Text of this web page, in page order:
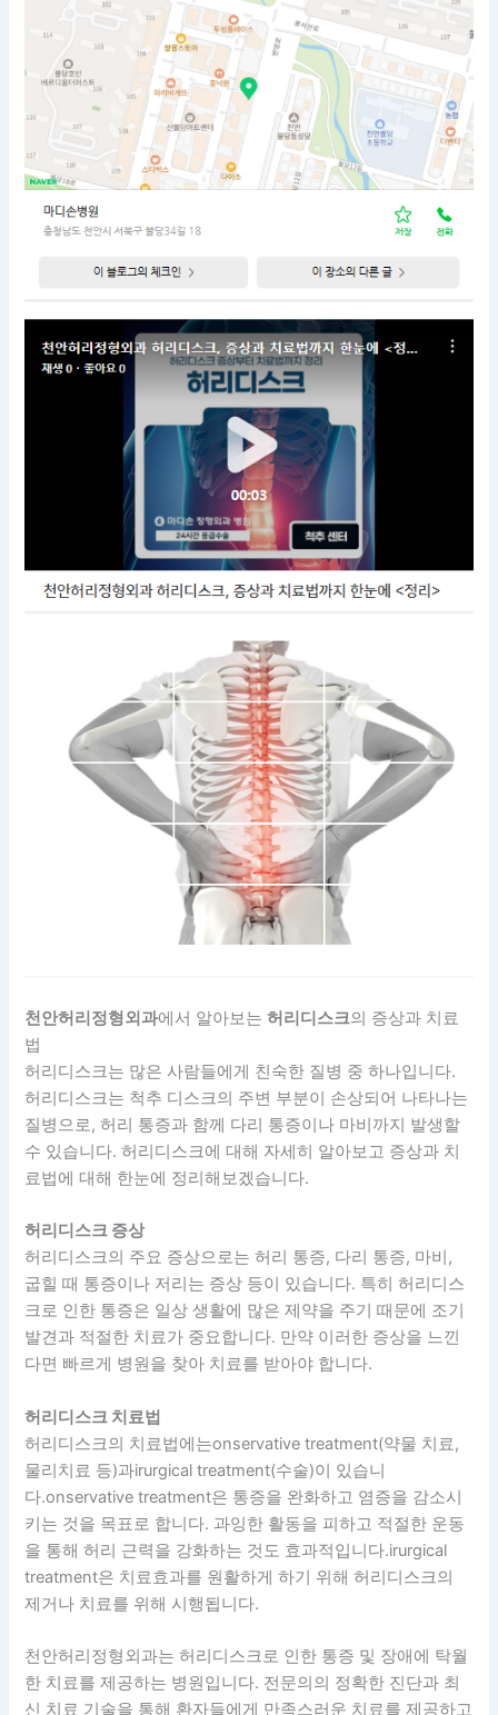
천안허리정형외과에서 알아보는허리디스크의 증상과 치료
법
허리디스크는 많은 사람들에게 친숙한 질병 중 하나입니다.
허리디스크는 척추 디스크의 주변 부분이 손상되어 나타나는
질병으로, 허리 통증과 함께 다리 통증이나 마비까지 발생할
수 있습니다. 허리디스크에 대해 자세히 알아보고 증상과 치
료법에 대해 한눈에 정리해보겠습니다.
허리디스크 증상
허리디스크의 주요 증상으로는 허리 통증, 다리 통증, 마비,
굽힐 때 통증이나 저리는 증상 등이 있습니다. 특히 허리디스
크로 인한 통증은 일상 생활에 많은 제약을 주기 때문에 조기
발견과 적절한 치료가 중요합니다. 만약 이러한 증상을 느낀
다면 빠르게 병원을 찾아 치료를 받아야 합니다.
허리디스크 치료법
허리디스크의 치료법에는onservative treatment(약물 치료,
물리치료 등)과irurgical treatment(수술)이 있습니
다.onservative treatment은 통증을 완화하고 염증을 감소시
키는 것을 목표로 합니다. 과잉한 활동을 피하고 적절한 운동
을 통해 허리 근력을 강화하는 것도 효과적입니다.irurgical
treatment은 치료효과를 원활하게 하기 위해 허리디스크의
제거나 치료를 위해 시행됩니다.
천안허리정형외과는 허리디스크로 인한 통증 및 장애에 탁월
한 치료를 제공하는 병원입니다. 전문의의 정확한 진단과 최
신 치료 기술을 통해 환자들에게 만족스러운 치료를 제공하고